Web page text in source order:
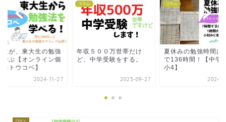
生が、東大生の勉強
学ぶ【オンライン個
導トウコベ】
2024-11-27
コラム
年収５００万世帯だけ
ど、中学受験をする。
2023-09-27
コラム
夏休みの勉強時間は
で136時間！【中学
小4】
2024-